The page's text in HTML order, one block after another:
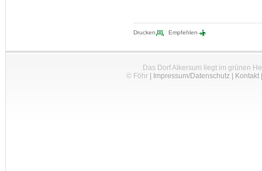
Drucken Empfehlen
Das Dorf Alkersum liegt im grünen
© Föhr| Impressum/Datenschutz| Kontakt